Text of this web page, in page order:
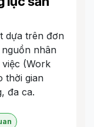
dựa trên đơn
nhân
(Work
thời gian
đa ca.